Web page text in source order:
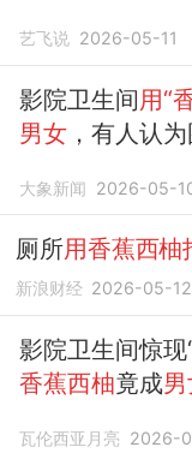
艺飞说 2026-05-11
影院卫生间用“
男女 ，有人认
提醒大家多吃水
大象新闻 2026-05-
厕所用香蕉西柚
新浪财经 2026-05-12
影院卫生间惊现
香蕉西柚竟成
瓦伦西亚月亮 2026-